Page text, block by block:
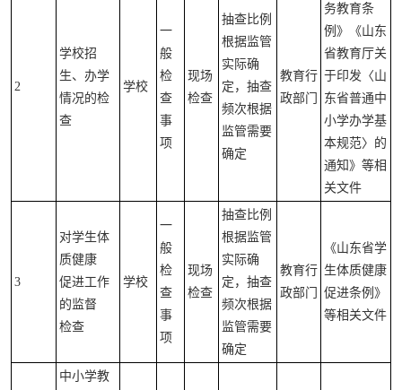
2
学校招
生、办学
情况的检
查
学校
一
般
检
查
事
项
现场
检查
抽查比例
根据监管
实际确
定，抽查
频次根据
监管需要
确定
教育行
政部门
务教育条
例》《山东
省教育厅关
于印发〈山
东省普通中
小学办学基
本规范〉的
通知》等相
关文件
3
对学生体
质健康
促进工作
的监督
检查
学校
一
般
检
查
事
项
现场
检查
抽查比例
根据监管
实际确
定，抽查
频次根据
监管需要
确定
教育行
政部门
《山东省学
生体质健康
促进条例》
等相关文件
中小学教